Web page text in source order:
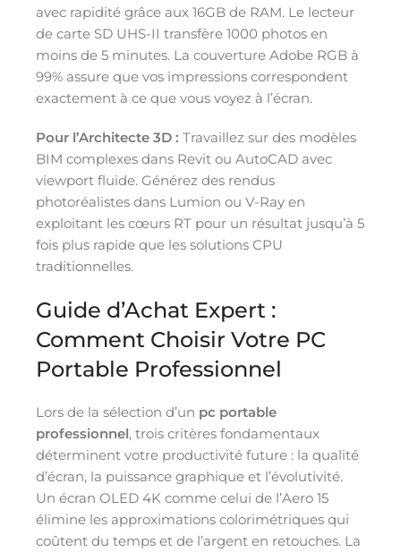
avec rapidité grâce aux 16GB de RAM. Le lecteur
de carte SD UHS-II transfère 1000 photos en
moins de 5 minutes. La couverture Adobe RGB à
99% assure que vos impressions correspondent
exactement à ce que vous voyez à l’écran.
Pour l’Architecte 3D : Travaillez sur des modèles
BIM complexes dans Revit ou AutoCAD avec
viewport fluide. Générez des rendus
photoréalistes dans Lumion ou V-Ray en
exploitant les cœurs RT pour un résultat jusqu’à 5
fois plus rapide que les solutions CPU
traditionnelles.
Guide d’Achat Expert :
Comment Choisir Votre PC
Portable Professionnel
Lors de la sélection d’un pc portable
professionnel, trois critères fondamentaux
déterminent votre productivité future : la qualité
d’écran, la puissance graphique et l’évolutivité.
Un écran OLED 4K comme celui de l’Aero 15
élimine les approximations colorimétriques qui
coûtent du temps et de l’argent en retouches. La